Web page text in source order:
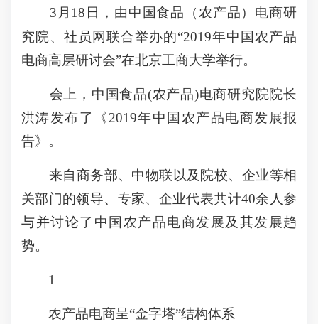
3月18日，由中国食品（农产品）电商研
究院、社员网联合举办的“2019年中国农产品
电商高层研讨会”在北京工商大学举行。
会上，中国食品(农产品)电商研究院院长
洪涛发布了《2019年中国农产品电商发展报
告》。
来自商务部、中物联以及院校、企业等相
关部门的领导、专家、企业代表共计40余人参
与并讨论了中国农产品电商发展及其发展趋
势。
1
农产品电商呈“金字塔”结构体系